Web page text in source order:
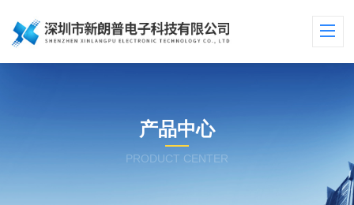
产品中心
PRODUCT CENTER